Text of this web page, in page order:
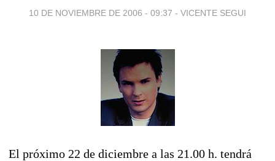
10 DE NOVIEMBRE DE 2006 - 09:37 - VICENTE SEGUI
El próximo 22 de diciembre a las 21.00 h. tendrá